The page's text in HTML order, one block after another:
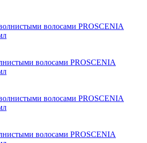
волосами PROSCENIA
волосами PROSCENIA